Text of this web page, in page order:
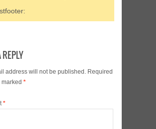
REPLY
address will not be published. Required
*
*